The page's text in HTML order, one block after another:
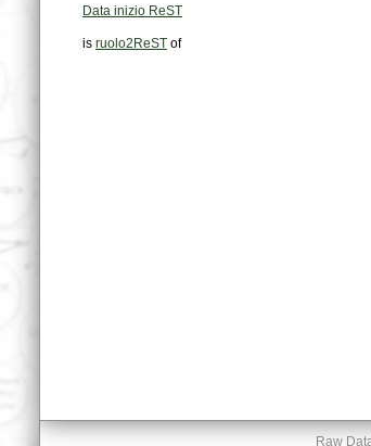
Data inizio ReST
is ruolo2ReST of
Raw